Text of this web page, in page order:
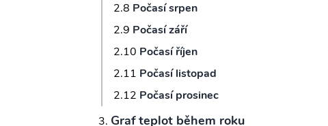
Počasí srpen
Počasí září
Počasí říjen
Počasí listopad
Počasí prosinec
Graf teplot během roku